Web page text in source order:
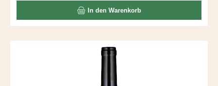
Wein ist wunderbar aromatisch, zeigt sich frischbeerig,
rosig, brombeerig und pilzig. Der Körper ist mittelschwer,
der Abgang lang und elegant.
In den Warenkorb